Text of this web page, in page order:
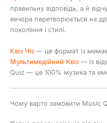
правильну відповідь, а й
вечора перетворюється на
покоління і стилі.
Квіз Чіз — це формат із
Мультимедійний Квіз — із
Quiz — це 100% музика та
Чому варто замовити Music